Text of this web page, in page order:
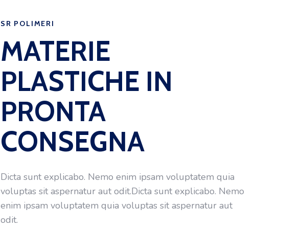
SR POLIMERI
MATERIE
PLASTICHE IN
PRONTA
CONSEGNA
Dicta sunt explicabo. Nemo enim ipsam voluptatem quia
voluptas sit aspernatur aut odit.Dicta sunt explicabo. Nemo
enim ipsam voluptatem quia voluptas sit aspernatur aut
odit.